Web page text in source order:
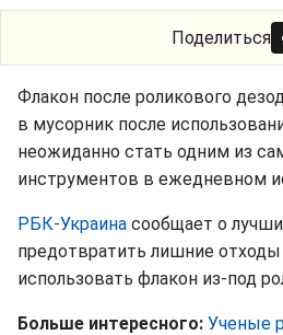
Поделиться
Флакон после роликового
в мусорник после
неожиданно стать одним из
инструментов в ежедневном
РБК-Украина сообщает о
предотвратить лишние отходы
использовать флакон из-под
Больше интересного: Ученые